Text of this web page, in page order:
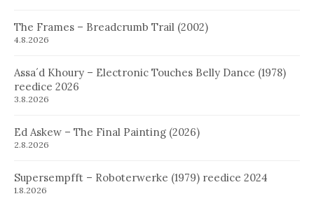
The Frames – Breadcrumb Trail (2002)
4.8.2026
Assa´d Khoury – Electronic Touches Belly Dance (1978)
reedice 2026
3.8.2026
Ed Askew – The Final Painting (2026)
2.8.2026
Supersempfft – Roboterwerke (1979) reedice 2024
1.8.2026